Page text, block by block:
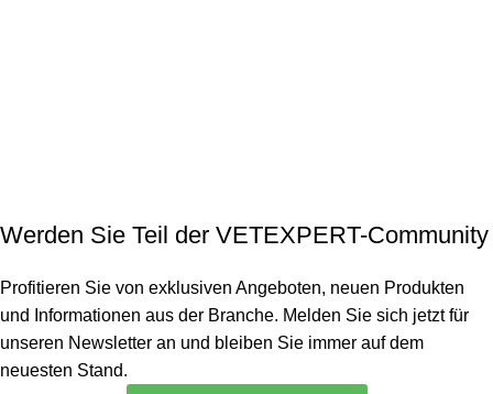
Werden Sie Teil der VETEXPERT-Community
Profitieren Sie von exklusiven Angeboten, neuen Produkten
und Informationen aus der Branche. Melden Sie sich jetzt für
unseren Newsletter an und bleiben Sie immer auf dem
neuesten Stand.